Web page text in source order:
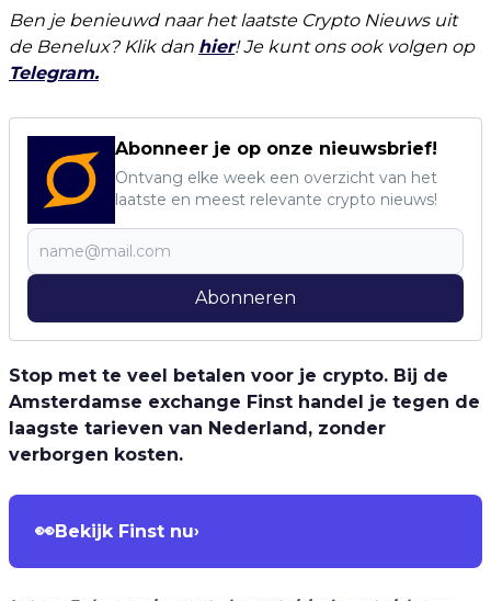
Ben je benieuwd naar het laatste Crypto Nieuws uit
de Benelux? Klik dan hier! Je kunt ons ook volgen op
Telegram.
Abonneer je op onze nieuwsbrief!
Ontvang elke week een overzicht van het
laatste en meest relevante crypto nieuws!
Abonneren
Stop met te veel betalen voor je crypto. Bij de
Amsterdamse exchange Finst handel je tegen de
laagste tarieven van Nederland, zonder
verborgen kosten.
👀Bekijk Finst nu›